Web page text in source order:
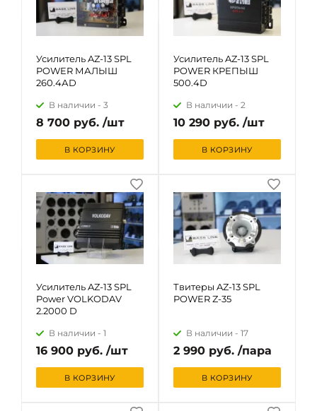
Усилитель AZ-13 SPL
POWER МАЛЫШ
260.4АD
В наличии - 3
8 700 руб. /шт
В КОРЗИНУ
Усилитель AZ-13 SPL
POWER КРЕПЫШ
500.4D
В наличии - 2
10 290 руб. /шт
В КОРЗИНУ
Усилитель AZ-13 SPL
Power VOLKODAV
2.2000 D
В наличии - 1
16 900 руб. /шт
В КОРЗИНУ
Твитеры AZ-13 SPL
POWER Z-35
В наличии - 17
2 990 руб. /пара
В КОРЗИНУ